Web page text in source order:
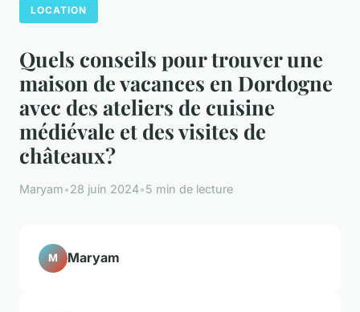
LOCATION
Quels conseils pour trouver une
maison de vacances en Dordogne
avec des ateliers de cuisine
médiévale et des visites de
châteaux?
Maryam•28 juin 2024•5 min de lecture
M Maryam